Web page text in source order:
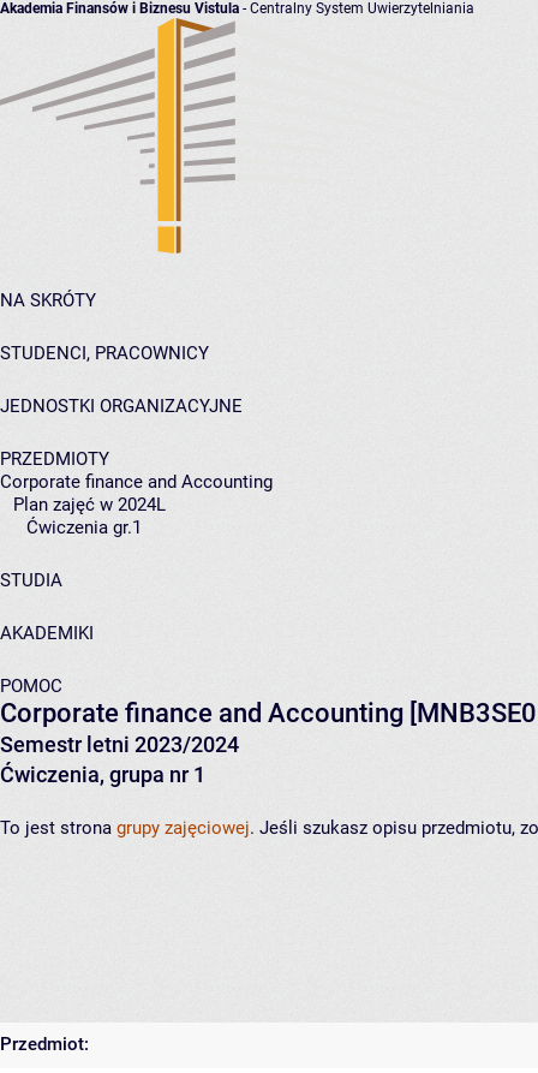
Akademia Finansów i Biznesu Vistula - Centralny System Uwierzytelniania
NA SKRÓTY
STUDENCI, PRACOWNICY
JEDNOSTKI ORGANIZACYJNE
PRZEDMIOTY
Corporate finance and Accounting
Plan zajęć w 2024L
Ćwiczenia gr.1
STUDIA
AKADEMIKI
POMOC
Corporate finance and Accounting
Semestr letni 2023/2024
Ćwiczenia, grupa nr 1
To jest strona grupy zajęciowej. Jeśli szukasz opisu przedmiotu,
Przedmiot: